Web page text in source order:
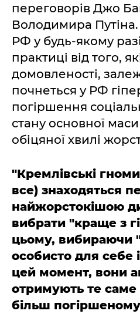
переговорів Джо
Володимира
РФ у будь-якому
практиці від того,
домовленості,
почнеться у РФ
погіршення
стану основної
обіцяної хвилі
"Кремлівські
все) знаходяться
найжорстокішою
вибрати "краще з
цьому, вибираючи
особисто для себе
цей момент, вони
отримують те саме
більш